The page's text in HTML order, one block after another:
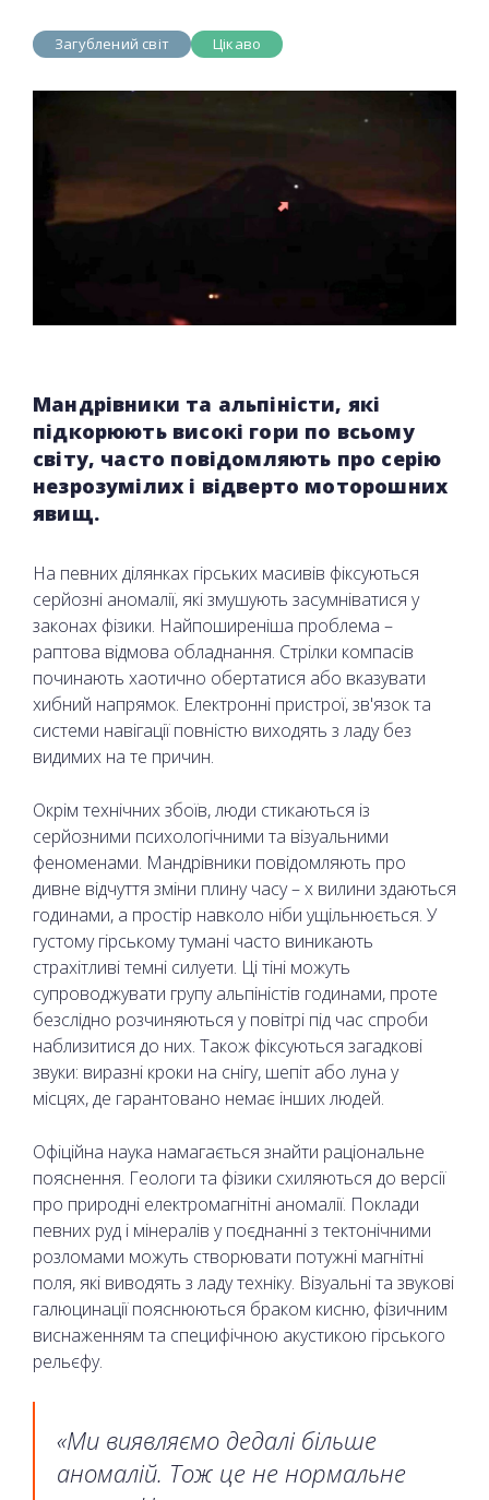
Загублений світ Цікаво
Мандрівники та альпіністи, які
підкорюють високі гори по всьому
світу, часто повідомляють про серію
незрозумілих і відверто моторошних
явищ.
На певних ділянках гірських масивів фіксуються
серйозні аномалії, які змушують засумніватися у
законах фізики. Найпоширеніша проблема –
раптова відмова обладнання. Стрілки компасів
починають хаотично обертатися або вказувати
хибний напрямок. Електронні пристрої, зв'язок та
системи навігації повністю виходять з ладу без
видимих на те причин.
Окрім технічних збоїв, люди стикаються із
серйозними психологічними та візуальними
феноменами. Мандрівники повідомляють про
дивне відчуття зміни плину часу – х вилини здаються
годинами, а простір навколо ніби ущільнюється. У
густому гірському тумані часто виникають
страхітливі темні силуети. Ці тіні можуть
супроводжувати групу альпіністів годинами, проте
безслідно розчиняються у повітрі під час спроби
наблизитися до них. Також фіксуються загадкові
звуки: виразні кроки на снігу, шепіт або луна у
місцях, де гарантовано немає інших людей.
Офіційна наука намагається знайти раціональне
пояснення. Геологи та фізики схиляються до версії
про природні електромагнітні аномалії. Поклади
певних руд і мінералів у поєднанні з тектонічними
розломами можуть створювати потужні магнітні
поля, які виводять з ладу техніку. Візуальні та звукові
галюцинації пояснюються браком кисню, фізичним
виснаженням та специфічною акустикою гірського
рельєфу.
«Ми виявляємо дедалі більше
аномалій. Тож це не нормальне